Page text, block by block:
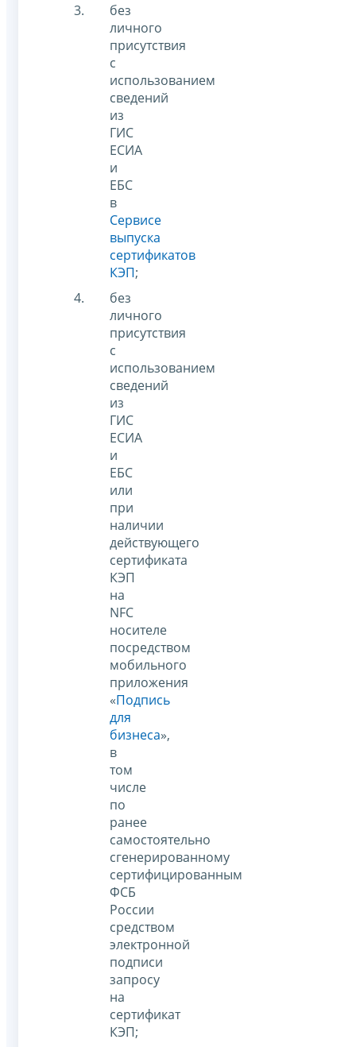
без
личного
присутствия
с
использованием
сведений
из
ГИС
ЕСИА
и
ЕБС
в
Сервисе
выпуска
сертификатов
КЭП;
без
личного
присутствия
с
использованием
сведений
из
ГИС
ЕСИА
и
ЕБС
или
при
наличии
действующего
сертификата
КЭП
на
NFC
носителе
посредством
мобильного
приложения
«Подпись
для
бизнеса»,
в
том
числе
по
ранее
самостоятельно
сгенерированному
сертифицированным
ФСБ
России
средством
электронной
подписи
запросу
на
сертификат
КЭП;